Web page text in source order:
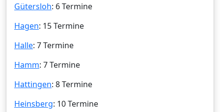
Gütersloh: 6 Termine
Hagen: 15 Termine
Halle: 7 Termine
Hamm: 7 Termine
Hattingen: 8 Termine
Heinsberg: 10 Termine